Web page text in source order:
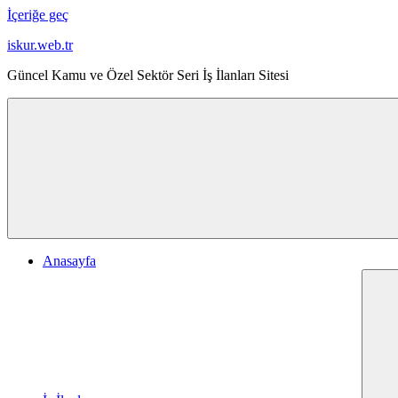
İçeriğe geç
iskur.web.tr
Güncel Kamu ve Özel Sektör Seri İş İlanları Sitesi
Anasayfa